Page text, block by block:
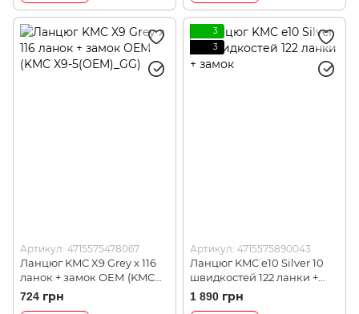
Артикул: 4715575478067
Ланцюг KMC X9 Grey x 116
ланок + замок ОЕМ (KMC
X9-5(OEM)_GG)
724 грн
3
3
Артикул: 4715575890043
Ланцюг KMC e10 Silver 10
швидкостей 122 ланки +
замок
1 890 грн